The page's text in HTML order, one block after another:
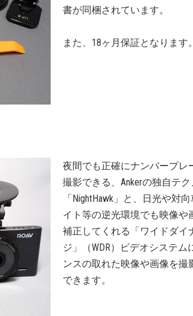
書が同梱されています。
また、18ヶ月保証となります。
夜間でも正確にナンバープレ
撮影できる、Ankerの独自テ
「NightHawk」と、日光や対
イト等の逆光環境でも映像や
補正してくれる「ワイドダイ
ジ」（WDR）ビデオシステム
ンスの取れた映像や画像を撮
できます。